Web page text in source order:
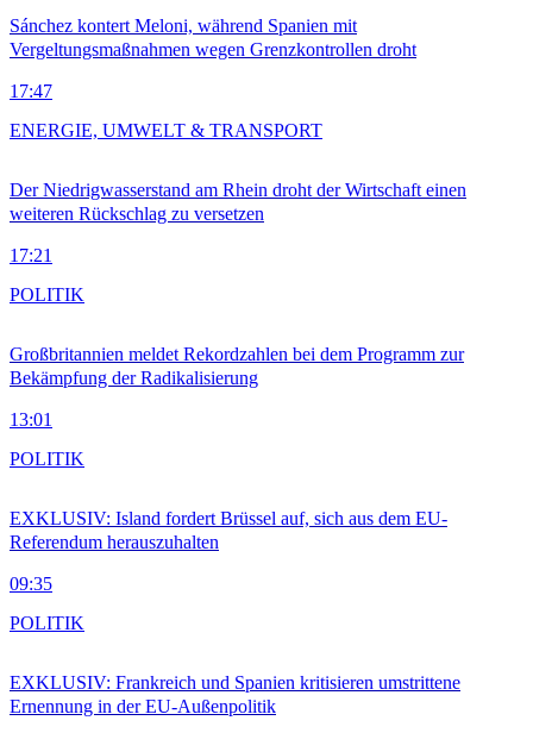
Sánchez kontert Meloni, während Spanien mit
Vergeltungsmaßnahmen wegen Grenzkontrollen droht
17:47
Der Niedrigwasserstand am Rhein droht der Wirtschaft einen
weiteren Rückschlag zu versetzen
17:21
ENERGIE, UMWELT & TRANSPORT
Großbritannien meldet Rekordzahlen bei dem Programm zur
Bekämpfung der Radikalisierung
13:01
POLITIK
EXKLUSIV: Island fordert Brüssel auf, sich aus dem EU-
Referendum herauszuhalten
09:35
POLITIK
EXKLUSIV: Frankreich und Spanien kritisieren umstrittene
Ernennung in der EU-Außenpolitik
POLITIK